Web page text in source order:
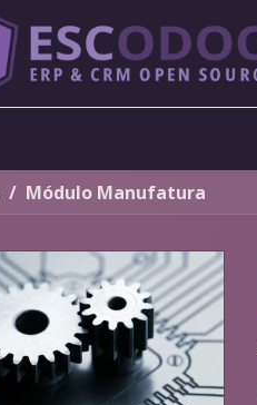
Módulo Manufatura